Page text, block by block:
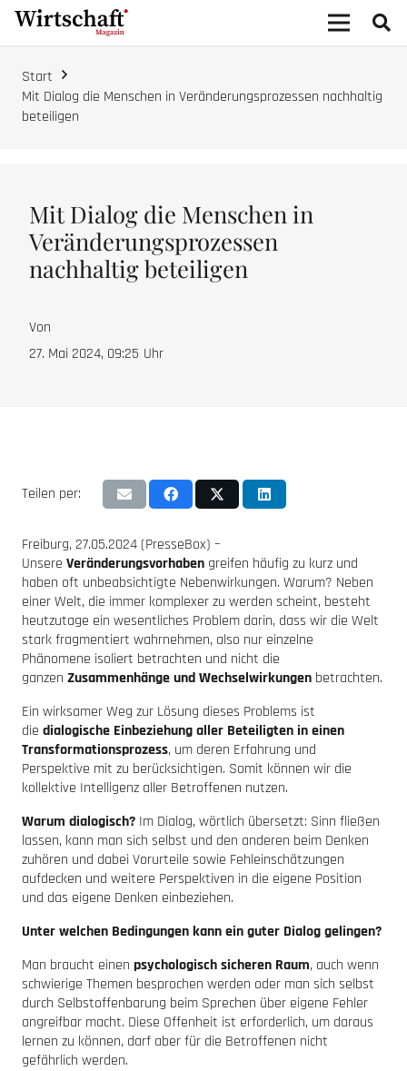
Start
Mit Dialog die Menschen in Veränderungsprozessen nachhaltig
beteiligen
Mit Dialog die Menschen in
Veränderungsprozessen
nachhaltig beteiligen
Von
27. Mai 2024, 09:25 Uhr
Teilen per:
Freiburg, 27.05.2024 (PresseBox) –
Unsere Veränderungsvorhaben greifen häufig zu kurz und
haben oft unbeabsichtigte Nebenwirkungen. Warum? Neben
einer Welt, die immer komplexer zu werden scheint, besteht
heutzutage ein wesentliches Problem darin, dass wir die Welt
stark fragmentiert wahrnehmen, also nur einzelne
Phänomene isoliert betrachten und nicht die
ganzen Zusammenhänge und Wechselwirkungen betrachten.
Ein wirksamer Weg zur Lösung dieses Problems ist
die dialogische Einbeziehung aller Beteiligten in einen
Transformationsprozess, um deren Erfahrung und
Perspektive mit zu berücksichtigen. Somit können wir die
kollektive Intelligenz aller Betroffenen nutzen.
Warum dialogisch? Im Dialog, wörtlich übersetzt: Sinn fließen
lassen, kann man sich selbst und den anderen beim Denken
zuhören und dabei Vorurteile sowie Fehleinschätzungen
aufdecken und weitere Perspektiven in die eigene Position
und das eigene Denken einbeziehen.
Unter welchen Bedingungen kann ein guter Dialog gelingen?
Man braucht einen psychologisch sicheren Raum, auch wenn
schwierige Themen besprochen werden oder man sich selbst
durch Selbstoffenbarung beim Sprechen über eigene Fehler
angreifbar macht. Diese Offenheit ist erforderlich, um daraus
lernen zu können, darf aber für die Betroffenen nicht
gefährlich werden.